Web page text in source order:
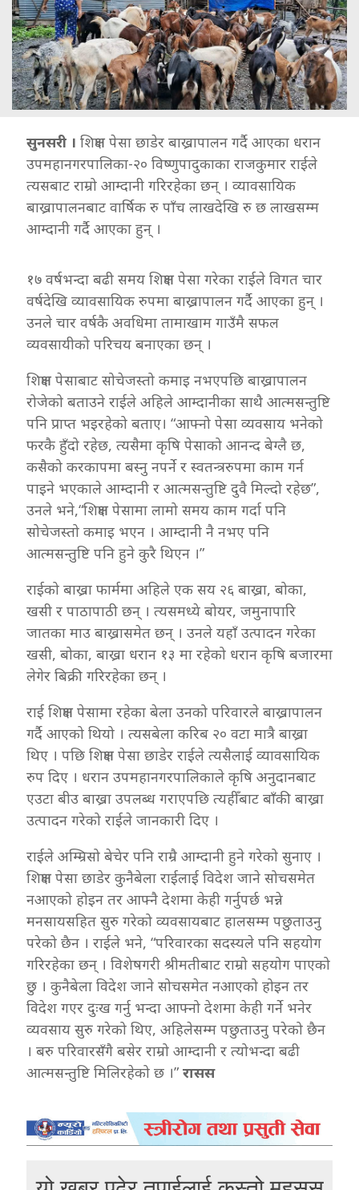
सुनसरी । शिक्षण पेसा छाडेर बाख्रापालन गर्दै आएका धरान
उपमहानगरपालिका-२० विष्णुपादुकाका राजकुमार राईले
त्यसबाट राम्रो आम्दानी गरिरहेका छन् । व्यावसायिक
बाख्रापालनबाट वार्षिक रु पाँच लाखदेखि रु छ लाखसम्म
आम्दानी गर्दै आएका हुन् ।
१७ वर्षभन्दा बढी समय शिक्षण पेसा गरेका राईले विगत चार
वर्षदेखि व्यावसायिक रुपमा बाख्रापालन गर्दै आएका हुन् ।
उनले चार वर्षकै अवधिमा तामाखाम गाउँमै सफल
व्यवसायीको परिचय बनाएका छन् ।
शिक्षण पेसाबाट सोचेजस्तो कमाइ नभएपछि बाख्रापालन
रोजेको बताउने राईले अहिले आम्दानीका साथै आत्मसन्तुष्टि
पनि प्राप्त भइरहेको बताए। “आफ्नो पेसा व्यवसाय भनेको
फरकै हुँदो रहेछ, त्यसैमा कृषि पेसाको आनन्द बेग्लै छ,
कसैको करकापमा बस्नु नपर्ने र स्वतन्त्ररुपमा काम गर्न
पाइने भएकाले आम्दानी र आत्मसन्तुष्टि दुवै मिल्दो रहेछ”,
उनले भने,“शिक्षण पेसामा लामो समय काम गर्दा पनि
सोचेजस्तो कमाइ भएन । आम्दानी नै नभए पनि
आत्मसन्तुष्टि पनि हुने कुरै थिएन ।”
राईको बाख्रा फार्ममा अहिले एक सय २६ बाख्रा, बोका,
खसी र पाठापाठी छन् । त्यसमध्ये बोयर, जमुनापारि
जातका माउ बाख्रासमेत छन् । उनले यहाँ उत्पादन गरेका
खसी, बोका, बाख्रा धरान १३ मा रहेको धरान कृषि बजारमा
लेगेर बिक्री गरिरहेका छन् ।
राई शिक्षण पेसामा रहेका बेला उनको परिवारले बाख्रापालन
गर्दै आएको थियो । त्यसबेला करिब २० वटा मात्रै बाख्रा
थिए । पछि शिक्षण पेसा छाडेर राईले त्यसैलाई व्यावसायिक
रुप दिए । धरान उपमहानगरपालिकाले कृषि अनुदानबाट
एउटा बीउ बाख्रा उपलब्ध गराएपछि त्यहीँबाट बाँकी बाख्रा
उत्पादन गरेको राईले जानकारी दिए ।
राईले अम्म्रिसो बेचेर पनि राम्रै आम्दानी हुने गरेको सुनाए ।
शिक्षण पेसा छाडेर कुनैबेला राईलाई विदेश जाने सोचसमेत
नआएको होइन तर आफ्नै देशमा केही गर्नुपर्छ भन्ने
मनसायसहित सुरु गरेको व्यवसायबाट हालसम्म पछुताउनु
परेको छैन । राईले भने, “परिवारका सदस्यले पनि सहयोग
गरिरहेका छन् । विशेषगरी श्रीमतीबाट राम्रो सहयोग पाएको
छु । कुनैबेला विदेश जाने सोचसमेत नआएको होइन तर
विदेश गएर दुःख गर्नु भन्दा आफ्नो देशमा केही गर्ने भनेर
व्यवसाय सुरु गरेको थिए, अहिलेसम्म पछुताउनु परेको छैन
। बरु परिवारसँगै बसेर राम्रो आम्दानी र त्योभन्दा बढी
आत्मसन्तुष्टि मिलिरहेको छ ।” रासस